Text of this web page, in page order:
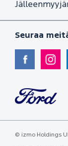
Seuraa
© izmo Holdings